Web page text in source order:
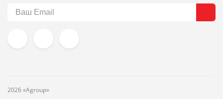
2026 «Agroup»